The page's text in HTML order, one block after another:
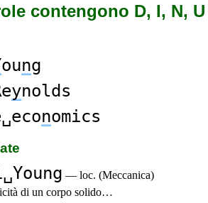
contengono D, I, N, U
oung
ynolds
nomics
— loc. (Meccanica)
di un corpo solido…